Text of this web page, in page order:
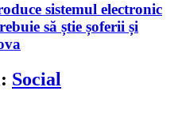
sistemul electronic
să știe șoferii și
Social